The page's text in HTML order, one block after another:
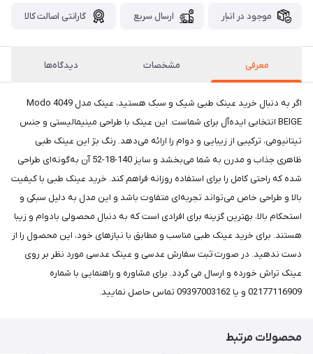
موجود در انبار ارسال سریع گارانتی اصالت کالا
معرفی مشخصات دیدگاه‌ها
اگر به دنبال خرید عینک طبی شیک و سبک هستید، عینک مدل Modo 4049
BEIGE انتخابی ایده‌آل برای شماست. این عینک با طراحی مینیمالیستی و جنس
تیتانیومی، ترکیبی از زیبایی و دوام را ارائه می‌دهد. رنگ بژ این عینک طبی
ظاهری جذاب و مدرن به شما می‌بخشد و سایز 140-18-52 آن به‌گونه‌ای طراحی
شده که راحتی کامل را برای استفاده روزانه فراهم کند. خرید عینک طبی با کیفیت
بالا و طراحی خاص می‌تواند تجربه‌ای متفاوت باشد و این مدل به دلیل سبکی و
استحکام بالا، بهترین گزینه برای افرادی است که به دنبال محصولی بادوام و زیبا
هستند. برای خرید عینک طبی مناسب و مطابق با نیازهای خود، این محصول را از
دست ندهید. در صورت ثبت سفارش عدسی و عینک عدسی مورد نظر بر روی
عینک تراش خورده و ارسال می گردد. برای مشاوره و راهنمایی با شماره
02177116909 و یا 09397003162 تماس حاصل نمایید.
محصولات مرتبط